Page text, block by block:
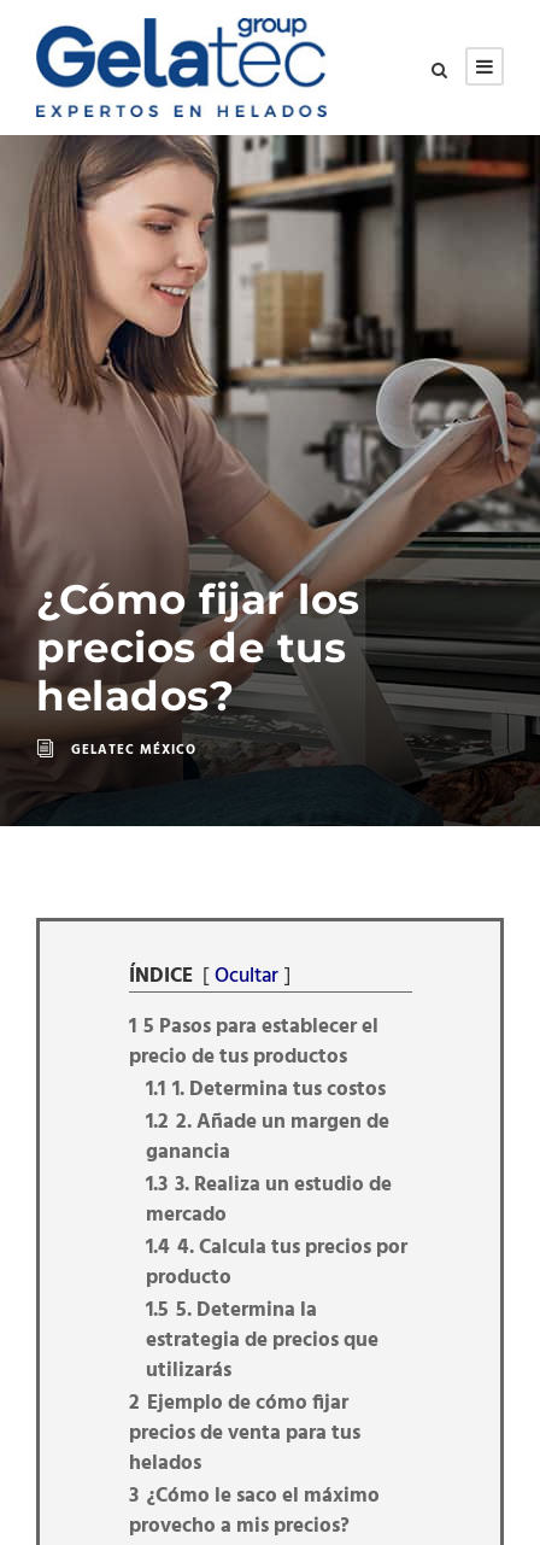
¿Cómo fijar los
precios de tus
helados?
GELATEC MÉXICO
ÍNDICE
Ocultar
1 5 Pasos para establecer el
precio de tus productos
1.1 1. Determina tus costos
1.2 2. Añade un margen de
ganancia
1.3 3. Realiza un estudio de
mercado
1.4 4. Calcula tus precios por
producto
1.5 5. Determina la
estrategia de precios que
utilizarás
2 Ejemplo de cómo fijar
precios de venta para tus
helados
3 ¿Cómo le saco el máximo
provecho a mis precios?